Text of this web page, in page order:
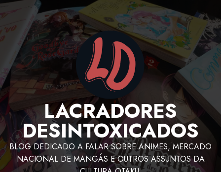
LACRADORES
DESINTOXICADOS
BLOG DEDICADO A FALAR SOBRE ANIMES, MERCADO
NACIONAL DE MANGÁS E OUTROS ASSUNTOS DA